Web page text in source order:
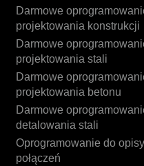
Darmowe
projektowania konstrukcji
Darmowe
projektowania stali
Darmowe
projektowania betonu
Darmowe
detalowania stali
Oprogramowanie do
połączeń